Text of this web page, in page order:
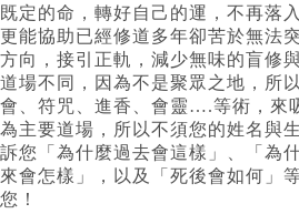
既定的命，轉好自己的運，不再落
更能協助已經修道多年卻苦於無法
方向，接引正軌，減少無味的盲修
道場不同，因為不是聚眾之地，所
會、符咒、進香、會靈….等術，來
為主要道場，所以不須您的姓名與
訴您「為什麼過去會這樣」、「為
來會怎樣」，以及「死後會如何」
您！